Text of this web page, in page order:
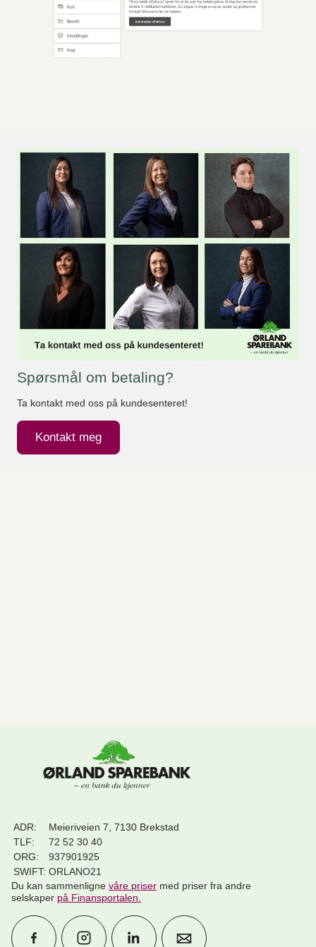
Spørsmål om betaling?
Ta kontakt med oss på kundesenteret!
Kontakt meg
ADR:
Meieriveien 7, 7130 Brekstad
TLF:
72 52 30 40
ORG:
937901925
SWIFT: ORLANO21
Du kan sammenligne våre priser med priser fra andre
selskaper på Finansportalen